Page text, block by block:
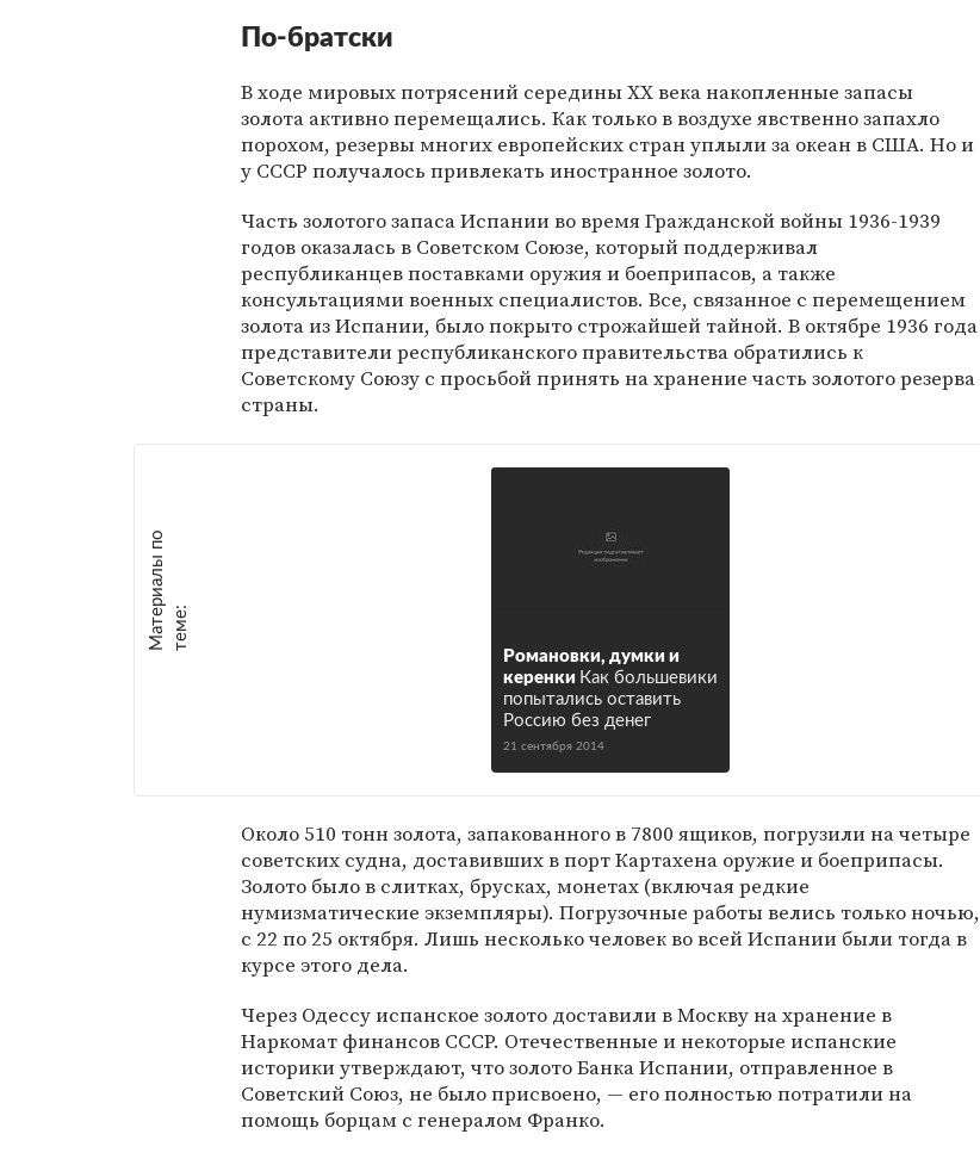
По-братски
В ходе мировых потрясений середины ХХ века накопленные запасы
золота активно перемещались. Как только в воздухе явственно запахло
порохом, резервы многих европейских стран уплыли за океан в США. Но и
у СССР получалось привлекать иностранное золото.
Часть золотого запаса Испании во время Гражданской войны 1936-1939
годов оказалась в Советском Союзе, который поддерживал
республиканцев поставками оружия и боеприпасов, а также
консультациями военных специалистов. Все, связанное с перемещением
золота из Испании, было покрыто строжайшей тайной. В октябре 1936 года
представители республиканского правительства обратились к
Советскому Союзу с просьбой принять на хранение часть золотого резерва
страны.
М
а
т е
р
и
а
л
ы
п
о
т
е
м
е :
Романовки, думки и
керенки Как большевики
попытались оставить
Россию без денег
21 сентября 2014
Около 510 тонн золота, запакованного в 7800 ящиков, погрузили на четыре
советских судна, доставивших в порт Картахена оружие и боеприпасы.
Золото было в слитках, брусках, монетах (включая редкие
нумизматические экземпляры). Погрузочные работы велись только ночью,
с 22 по 25 октября. Лишь несколько человек во всей Испании были тогда в
курсе этого дела.
Через Одессу испанское золото доставили в Москву на хранение в
Наркомат финансов СССР. Отечественные и некоторые испанские
историки утверждают, что золото Банка Испании, отправленное в
Советский Союз, не было присвоено, — его полностью потратили на
помощь борцам с генералом Франко.